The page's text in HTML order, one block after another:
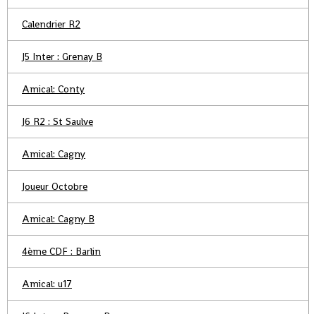
Calendrier R2
J5 Inter : Grenay B
Amical: Conty
J6 R2 : St Saulve
Amical: Cagny
Joueur Octobre
Amical: Cagny B
4ème CDF : Barlin
Amical: u17